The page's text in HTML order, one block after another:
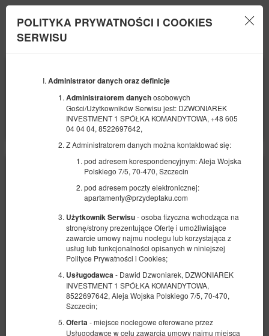
POLITYKA PRYWATNOŚCI I COOKIES
SERWISU
Administrator danych oraz definicje
Administratorem danychosobowych
Gości/Użytkowników Serwisu jest: DZWONIAREK
INVESTMENT 1 SPÓŁKA KOMANDYTOWA, +48 605
04 04 04, 8522697642,
Z Administratorem danych można kontaktować się:
pod adresem korespondencyjnym: Aleja Wojska
Polskiego 7/5, 70-470, Szczecin
pod adresem poczty elektronicznej:
apartamenty@przydeptaku.com
Użytkownik Serwisu- osoba fizyczna wchodząca na
stronę/strony prezentujące Ofertę i umożliwiające
zawarcie umowy najmu noclegu lub korzystająca z
usług lub funkcjonalności opisanych w niniejszej
Polityce Prywatności i Cookies;
Usługodawca - Dawid Dzwoniarek, DZWONIAREK
INVESTMENT 1 SPÓŁKA KOMANDYTOWA,
8522697642, Aleja Wojska Polskiego 7/5, 70-470,
Szczecin;
Oferta - miejsce noclegowe oferowane przez
Usługodawcę w celu zawarcia umowy najmu miejsca
SIERPNIA
08
SIERPNIA
FILTRY